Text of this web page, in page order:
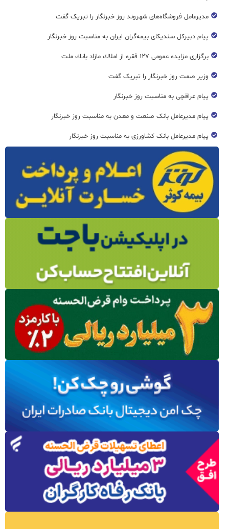
مدیرعامل فروشگاه‌های شهروند روز خبرنگار را تبریک گفت
پیام دبیرکل سندیکای بیمه‌گران ایران به مناسبت روز خبرنگار
برگزاری مزایده عمومی ۱۲۷ فقره از املاك مازاد بانك ملت
وزیر صمت روز خبرنگار را تبریک گفت
پیام عراقچی به مناسبت روز خبرنگار
پیام مدیرعامل بانک صنعت و معدن به مناسبت روز خبرنگار
پیام مدیرعامل بانک کشاورزی به مناسبت روز خبرنگار